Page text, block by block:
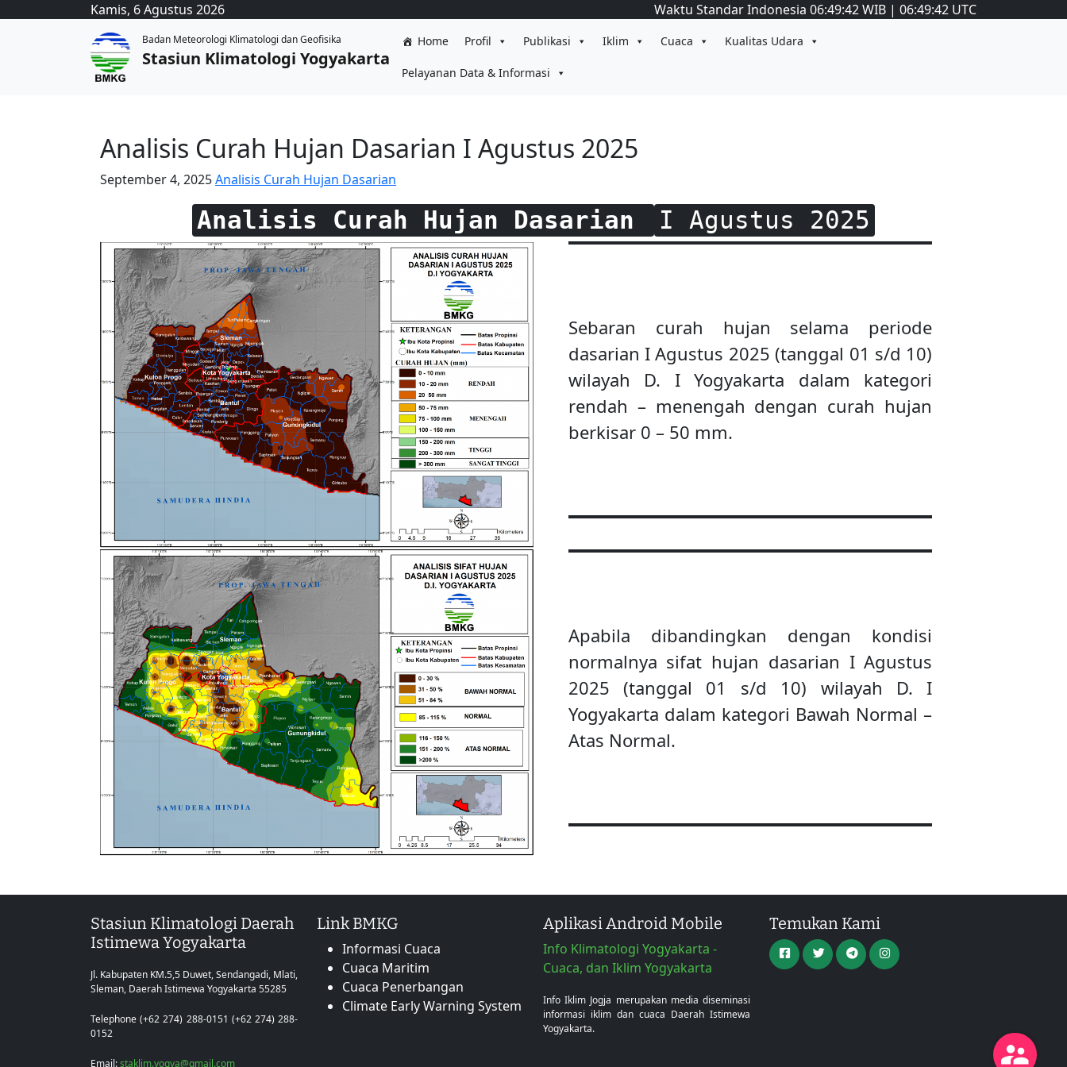
Kamis, 6 Agustus 2026 Waktu Standar Indonesia 06:49:43WIB | 06:49:43 UTC
Badan Meteorologi Klimatologi dan Geofisika
Stasiun Klimatologi Yogyakarta
Home Profil Publikasi Iklim Cuaca Kualitas Udara
Pelayanan Data & Informasi
Analisis Curah Hujan Dasarian I Agustus 2025
September 4, 2025Analisis Curah Hujan Dasarian
Analisis Curah Hujan Dasarian I Agustus 2025
Sebaran curah hujan selama periode
dasarian I Agustus 2025 (tanggal 01 s/d 10)
wilayah D. I Yogyakarta dalam kategori
rendah – menengah dengan curah hujan
berkisar 0 – 50 mm.
Apabila dibandingkan dengan kondisi
normalnya sifat hujan dasarian I Agustus
2025 (tanggal 01 s/d 10) wilayah D. I
Yogyakarta dalam kategori Bawah Normal –
Atas Normal.
Stasiun Klimatologi Daerah
Istimewa Yogyakarta
Jl. Kabupaten KM.5,5 Duwet, Sendangadi, Mlati,
Sleman, Daerah Istimewa Yogyakarta 55285
Telephone (+62 274) 288-0151 (+62 274) 288-
0152
Email:staklim.yogya@gmail.com
Link BMKG
Informasi Cuaca
Cuaca Maritim
Cuaca Penerbangan
Climate Early Warning System
Aplikasi Android Mobile
Info Klimatologi Yogyakarta -
Cuaca, dan Iklim Yogyakarta
Info Iklim Jogja merupakan media diseminasi
informasi iklim dan cuaca Daerah Istimewa
Yogyakarta.
Temukan Kami